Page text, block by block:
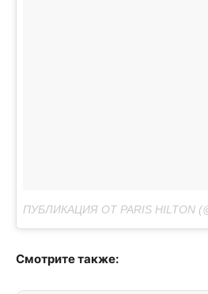
ПУБЛИКАЦИЯ ОТ PARIS HILTON
Смотрите также: